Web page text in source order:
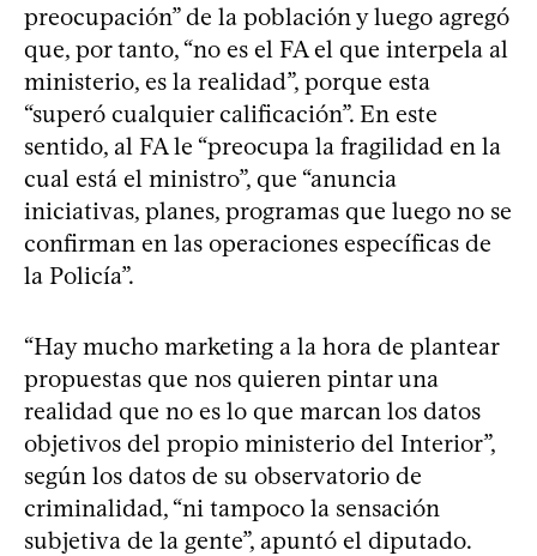
preocupación” de la población y luego agregó
que, por tanto, “no es el FA el que interpela al
ministerio, es la realidad”, porque esta
“superó cualquier calificación”. En este
sentido, al FA le “preocupa la fragilidad en la
cual está el ministro”, que “anuncia
iniciativas, planes, programas que luego no se
confirman en las operaciones específicas de
la Policía”.
“Hay mucho marketing a la hora de plantear
propuestas que nos quieren pintar una
realidad que no es lo que marcan los datos
objetivos del propio ministerio del Interior”,
según los datos de su observatorio de
criminalidad, “ni tampoco la sensación
subjetiva de la gente”, apuntó el diputado.